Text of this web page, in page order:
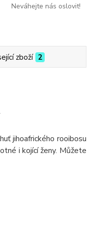
Neváhejte nás oslovit!
zboží 2
jihoafrického rooibosu
i kojící ženy. Můžete